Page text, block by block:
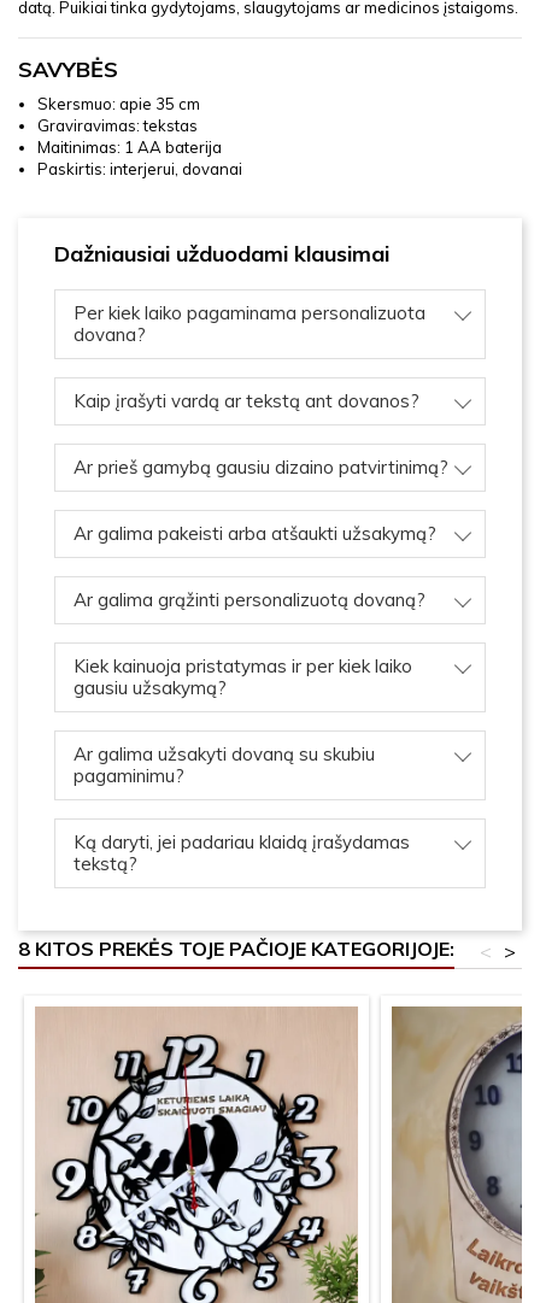
datą. Puikiai tinka gydytojams, slaugytojams ar medicinos įstaigoms.
SAVYBĖS
Skersmuo: apie 35 cm
Graviravimas: tekstas
Maitinimas: 1 AA baterija
Paskirtis: interjerui, dovanai
Dažniausiai užduodami klausimai
Per kiek laiko pagaminama personalizuota
dovana?
Kaip įrašyti vardą ar tekstą ant dovanos?
Ar prieš gamybą gausiu dizaino patvirtinimą?
Ar galima pakeisti arba atšaukti užsakymą?
Ar galima grąžinti personalizuotą dovaną?
Kiek kainuoja pristatymas ir per kiek laiko
gausiu užsakymą?
Ar galima užsakyti dovaną su skubiu
pagaminimu?
Ką daryti, jei padariau klaidą įrašydamas
tekstą?
8 KITOS PREKĖS TOJE PAČIOJE KATEGORIJOJE: >
<